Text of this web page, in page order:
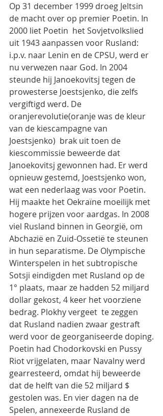
Op 31 december 1999 droeg Jeltsin
de macht over op premier Poetin. In
2000 liet Poetin  het Sovjetvolkslied
uit 1943 aanpassen voor Rusland:
i.p.v. naar Lenin en de CPSU, werd er
nu verwezen naar God. In 2004
steunde hij Janoekovitsj tegen de
prowesterse Joestsjenko, die zelfs
vergiftigd werd. De
oranjerevolutie(oranje was de kleur
van de kiescampagne van
Joestsjenko)  brak uit toen de
kiescommissie beweerde dat
Janoekovitsj gewonnen had. Er werd
opnieuw gestemd, Joestsjenko won,
wat een nederlaag was voor Poetin.
Hij maakte het Oekraïne moeilijk met
hogere prijzen voor aardgas. In 2008
viel Rusland binnen in Georgië, om
Abchazië en Zuid-Ossetië te steunen
in hun separatisme. De Olympische
Winterspelen in het subtropische
Sotsji eindigden met Rusland op de
1° plaats, maar ze hadden 52 miljard
dollar gekost, 4 keer het voorziene
bedrag. Plokhy vergeet  te zeggen
dat Rusland nadien zwaar gestraft
werd voor de georganiseerde doping.
Poetin had Chodorkovski en Pussy
Riot vrijgelaten, maar Navalny werd
gearresteerd, omdat hij beweerde
dat de helft van die 52 miljard $
gestolen was. En vier dagen na de
Spelen, annexeerde Rusland de